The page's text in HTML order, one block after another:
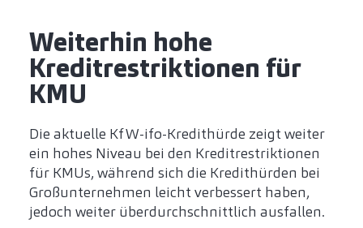
Weiterhin hohe
Kreditrestriktionen für
KMU
Die aktuelle KfW-ifo-Kredithürde zeigt weiter
ein hohes Niveau bei den Kreditrestriktionen
für KMUs, während sich die Kredithürden bei
Großunternehmen leicht verbessert haben,
jedoch weiter überdurchschnittlich ausfallen.